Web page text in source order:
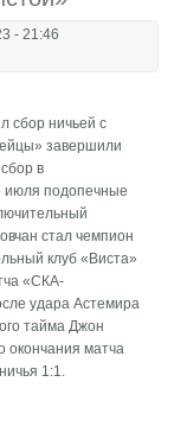
- 21:46
сбор ничьей с
завершили
в
июля подопечные
стал чемпион
клуб «Виста»
«СКА-
удара Астемира
тайма Джон
окончания матча
1:1.